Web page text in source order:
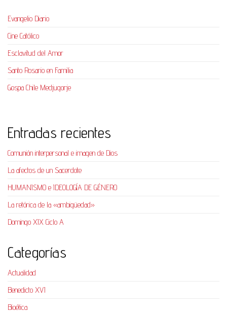
Evangelio Diario
Cine Católico
Esclavitud del Amor
Santo Rosario en Familia
Gospa Chile Medjugorje
Entradas recientes
Comunión interpersonal e imagen de Dios
La afectos de un Sacerdote
HUMANISMO e IDEOLOGÍA DE GÉNERO
La retórica de la «ambigüedad»
Domingo XIX Ciclo A
Categorías
Actualidad
Benedicto XVI
Bioética